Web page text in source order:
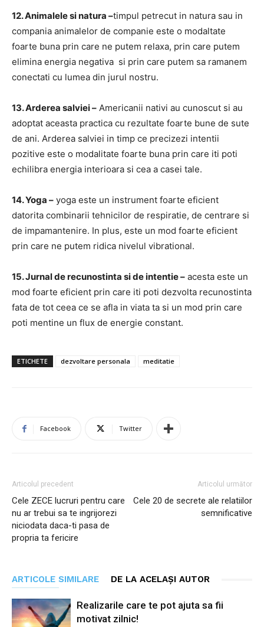
12. Animalele si natura –timpul petrecut in natura sau in
compania animalelor de companie este o modaltate
foarte buna prin care ne putem relaxa, prin care putem
elimina energia negativa si prin care putem sa ramanem
conectati cu lumea din jurul nostru.
13. Arderea salviei – Americanii nativi au cunoscut si au
adoptat aceasta practica cu rezultate foarte bune de sute
de ani. Arderea salviei in timp ce precizezi intentii
pozitive este o modalitate foarte buna prin care iti poti
echilibra energia interioara si cea a casei tale.
14. Yoga – yoga este un instrument foarte eficient
datorita combinarii tehnicilor de respiratie, de centrare si
de impamantenire. In plus, este un mod foarte eficient
prin care ne putem ridica nivelul vibrational.
15. Jurnal de recunostinta si de intentie – acesta este un
mod foarte eficient prin care iti poti dezvolta recunostinta
fata de tot ceea ce se afla in viata ta si un mod prin care
poti mentine un flux de energie constant.
ETICHETE dezvoltare personala meditatie
Facebook Twitter
Articolul precedent
Cele ZECE lucruri pentru care
nu ar trebui sa te ingrijorezi
niciodata daca-ti pasa de
propria ta fericire
Articolul următor
Cele 20 de secrete ale relatiilor
semnificative
ARTICOLE SIMILARE DE LA ACELAȘI AUTOR
Realizarile care te pot ajuta sa fii
motivat zilnic!